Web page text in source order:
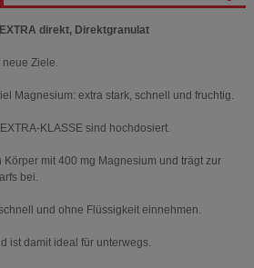
direkt, Direktgranulat
Ziele.
Magnesium: extra stark, schnell und fruchtig.
KLASSE sind hochdosiert.
Körper mit 400 mg Magnesium und trägt zur
bei.
und ohne Flüssigkeit einnehmen.
ist damit ideal für unterwegs.